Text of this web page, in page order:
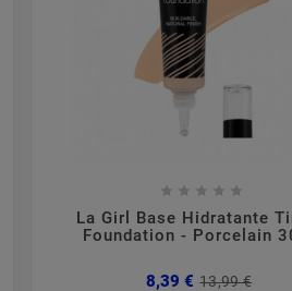
    
La Girl Base Hidratante
Foundation - Porcelain
8,39 € 13,99 €